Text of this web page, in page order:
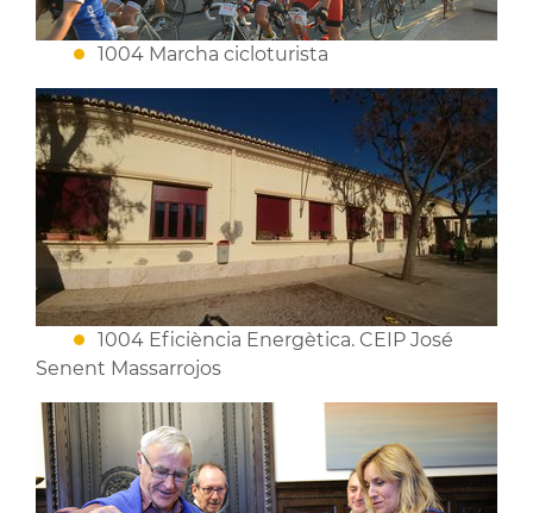
1004 Marcha cicloturista
1004 Eficiència Energètica. CEIP José
Senent Massarrojos